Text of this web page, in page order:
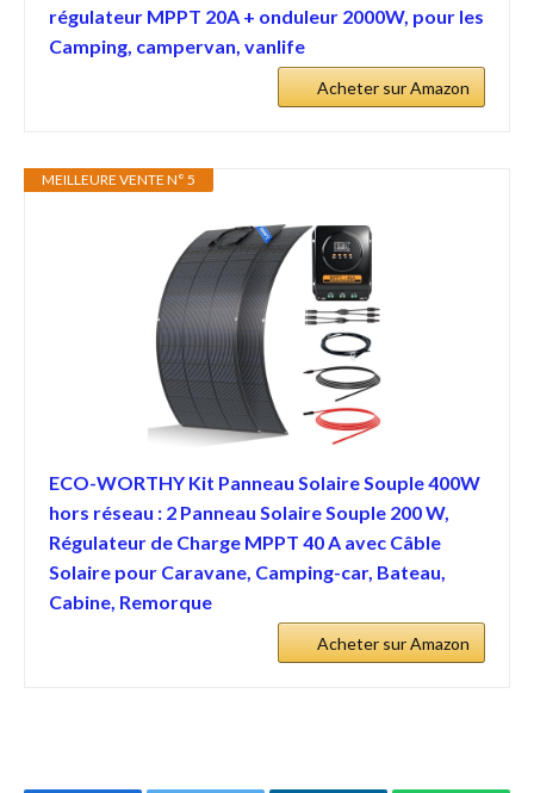
régulateur MPPT 20A + onduleur 2000W, pour les
Camping, campervan, vanlife
Acheter sur Amazon
MEILLEURE VENTE N° 5
ECO-WORTHY Kit Panneau Solaire Souple 400W
hors réseau : 2 Panneau Solaire Souple 200 W,
Régulateur de Charge MPPT 40 A avec Câble
Solaire pour Caravane, Camping-car, Bateau,
Cabine, Remorque
Acheter sur Amazon